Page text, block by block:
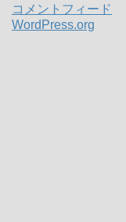
コメントフィード
WordPress.org